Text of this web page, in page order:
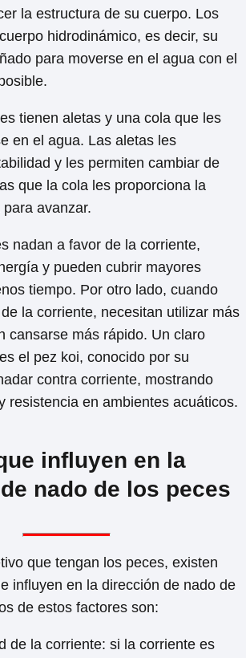
la estructura de su cuerpo. Los
hidrodinámico, es decir, su
para moverse en el agua con el
tienen aletas y una cola que les
en el agua. Las aletas les
y les permiten cambiar de
que la cola les proporciona la
avanzar.
nadan a favor de la corriente,
y pueden cubrir mayores
tiempo. Por otro lado, cuando
la corriente, necesitan utilizar más
cansarse más rápido. Un claro
el pez koi, conocido por su
contra corriente, mostrando
resistencia en ambientes acuáticos.
influyen en la
nado de los peces
que tengan los peces, existen
influyen en la dirección de nado de
de estos factores son:
de la corriente: si la corriente es